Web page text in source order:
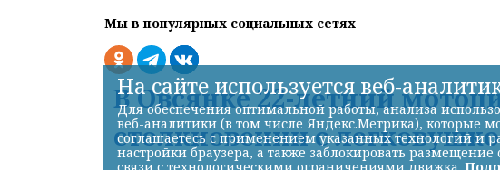
Мы в популярных социальных сетях
В Овсянке 22-летний
столкновении с
На сайте используется веб-
Для обеспечения оптимальной работы, анализа
веб-аналитики (в том числе Яндекс.Метрика), которые
соглашаетесь с применением указанных технологий и
настройки браузера, а также заблокировать